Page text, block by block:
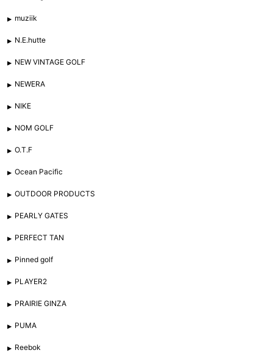
muziik
N.E.hutte
NEW VINTAGE GOLF
NEWERA
NIKE
NOM GOLF
O.T.F
Ocean Pacific
OUTDOOR PRODUCTS
PEARLY GATES
PERFECT TAN
Pinned golf
PLAYER2
PRAIRIE GINZA
PUMA
Reebok